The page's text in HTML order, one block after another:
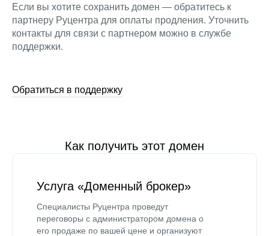
Если вы хотите сохранить домен — обратитесь к
партнеру Руцентра для оплаты продления. Уточнить
контакты для связи с партнером можно в службе
поддержки.
Обратиться в поддержку
Как получить этот домен
Услуга «Доменный брокер»
Специалисты Руцентра проведут
переговоры с администратором домена о
его продаже по вашей цене и организуют